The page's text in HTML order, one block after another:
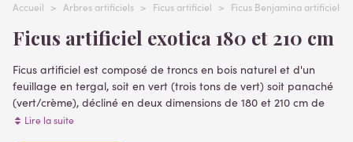
Accueil > Arbres artificiels > Ficus artificiel > Ficus Benjamina artificiels
Ficus artificiel exotica 180 et 210 cm
Ficus artificiel est composé de troncs en bois naturel et d'un
feuillage en tergal, soit en vert (trois tons de vert) soit panaché
(vert/crème), décliné en deux dimensions de 180 et 210 cm de
hauteur. Livré dans
Lire la suite